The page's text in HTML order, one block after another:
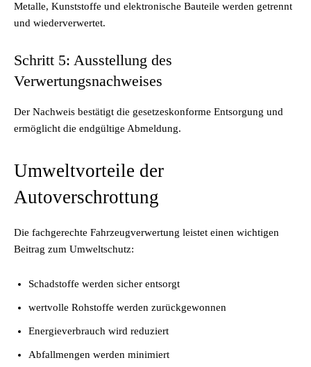
Metalle, Kunststoffe und elektronische Bauteile werden getrennt
und wiederverwertet.
Schritt 5: Ausstellung des
Verwertungsnachweises
Der Nachweis bestätigt die gesetzeskonforme Entsorgung und
ermöglicht die endgültige Abmeldung.
Umweltvorteile der
Autoverschrottung
Die fachgerechte Fahrzeugverwertung leistet einen wichtigen
Beitrag zum Umweltschutz:
Schadstoffe werden sicher entsorgt
wertvolle Rohstoffe werden zurückgewonnen
Energieverbrauch wird reduziert
Abfallmengen werden minimiert